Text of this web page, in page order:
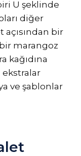
U şeklinde
diğer
açısından bir
marangoz
kağıdına
ekstralar
ve şablonlar